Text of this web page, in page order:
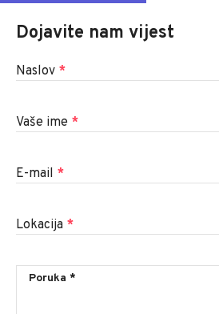
Dojavite nam vijest
Naslov *
Vaše ime *
E-mail *
Lokacija *